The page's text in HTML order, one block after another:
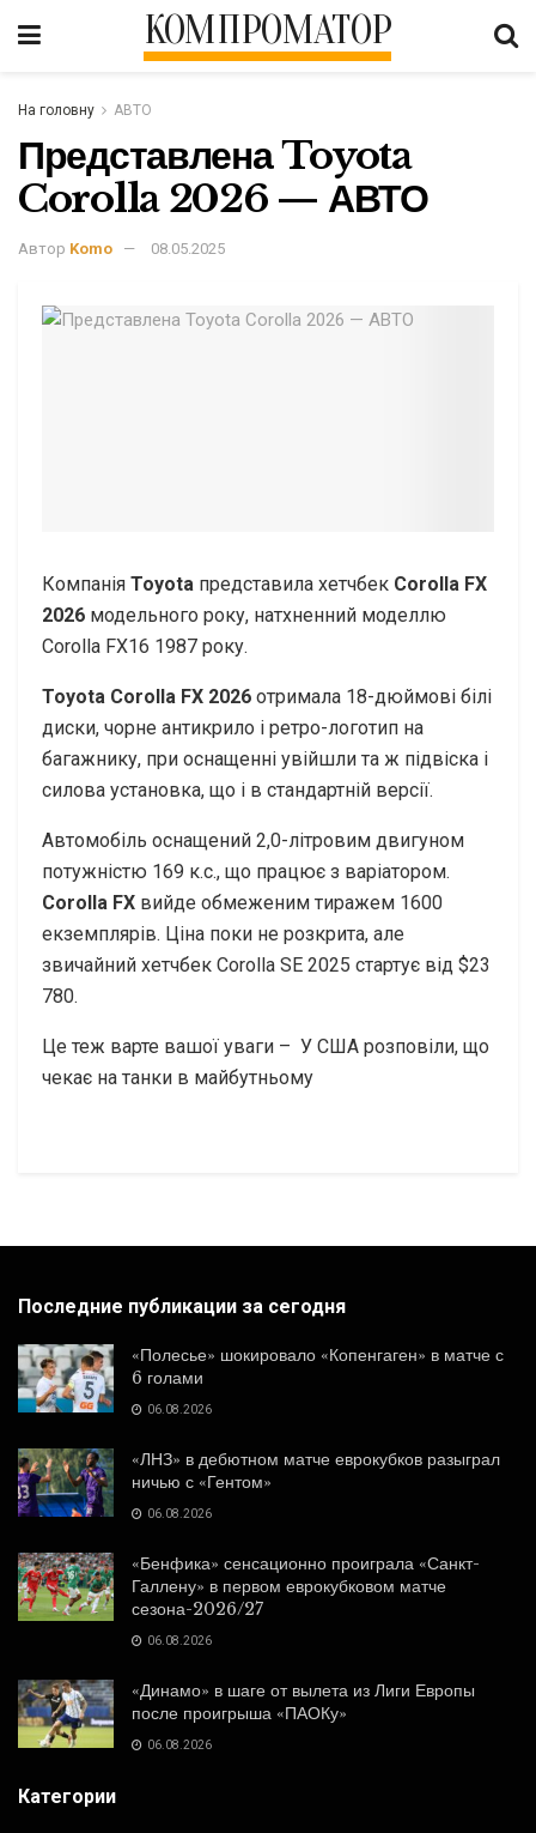
КОМПРОМАТОР
На головну АВТО
Представлена ​​Toyota
Corolla 2026 — АВТО
Автор Komo 08.05.2025
Компанія Toyota представила хетчбек Corolla FX
2026 модельного року, натхненний моделлю
Corolla FX16 1987 року.
Toyota Corolla FX 2026 отримала 18-дюймові білі
диски, чорне антикрило і ретро-логотип на
багажнику, при оснащенні увійшли та ж підвіска і
силова установка, що і в стандартній версії.
Автомобіль оснащений 2,0-літровим двигуном
потужністю 169 к.с., що працює з варіатором.
Corolla FX вийде обмеженим тиражем 1600
екземплярів. Ціна поки не розкрита, але
звичайний хетчбек Corolla SE 2025 стартує від $23
780.
Це теж варте вашої уваги – У США розповіли, що
чекає на танки в майбутньому
Последние публикации за сегодня
«Полесье» шокировало «Копенгаген» в матче с
6 голами
06.08.2026
«ЛНЗ» в дебютном матче еврокубков разыграл
ничью с «Гентом»
06.08.2026
«Бенфика» сенсационно проиграла «Санкт-
Галлену» в первом еврокубковом матче
сезона-2026/27
06.08.2026
«Динамо» в шаге от вылета из Лиги Европы
после проигрыша «ПАОКу»
06.08.2026
Категории